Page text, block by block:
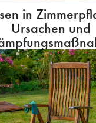
in
Ursachen und